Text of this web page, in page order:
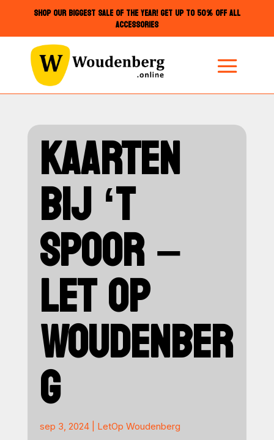
SHOP OUR BIGGEST SALE OF THE YEAR! GET UP TO 50% OFF ALL
ACCESSORIES
KAARTEN
BIJ ‘T
SPOOR –
LET OP
WOUDENBER
G
sep 3, 2024| LetOp Woudenberg